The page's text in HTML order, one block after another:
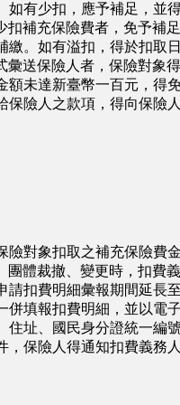
有少扣，應予補足，並
補充保險費者，免予補
。如有溢扣，得於扣
送保險人者，保險對象
未達新臺幣一百元，得免
險人之款項，得向保險
對象扣取之補充保險
體裁撤、變更時，扣費
扣費明細彙報期間延長至
填報扣費明細，並以電
址、國民身分證統一編
保險人得通知扣費義務